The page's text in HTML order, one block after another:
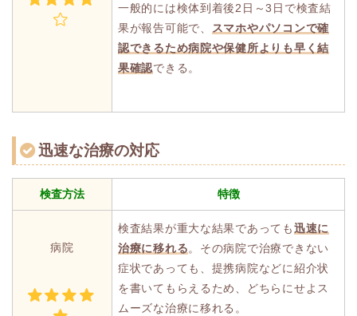
一般的には検体到着後2日～3日で検査結
果が報告可能で、 スマホやパソコンで確
認できるため病院や保健所よりも早く結
果確認できる。
迅速な治療の対応
検査方法 特徴
病院
検査結果が重大な結果であっても迅速に
治療に移れる。その病院で治療できない
症状であっても、提携病院などに紹介状
を書いてもらえるため、どちらにせよス
ムーズな治療に移れる。